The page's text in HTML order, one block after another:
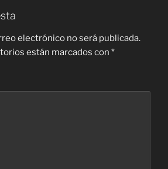
electrónico no será publicada.
están marcados con *